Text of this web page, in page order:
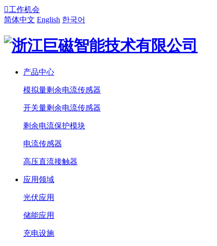
工作机会
简体中文 English 한국어
产品中心
模拟量剩余电流传感器
开关量剩余电流传感器
剩余电流保护模块
电流传感器
高压直流接触器
应用领域
光伏应用
储能应用
充电设施